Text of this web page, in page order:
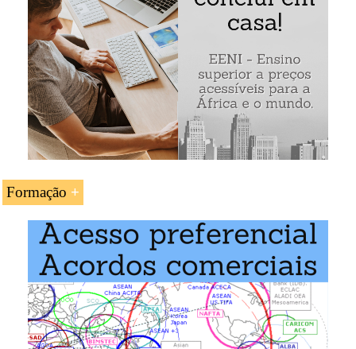
Exemplo: Acordo União Europeia-Líbano:
Formação
A UC «Acordo de Associação UE-Líbano» é estudada
nos seguintes programas ministrados pela EENI Global
Business School:
Doutoramento em Comércio Mundial.